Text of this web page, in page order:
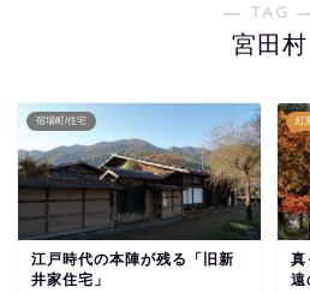
― TAG
宮田村
宿場町/住宅
江戸時代の本陣が残る「旧新
井家住宅」
紅
真
遠